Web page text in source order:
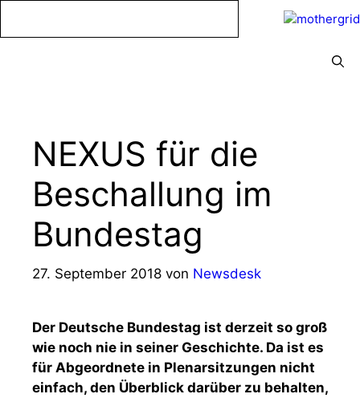
NEXUS für die
Beschallung im
Bundestag
27. September 2018 von Newsdesk
Der Deutsche Bundestag ist derzeit so groß
wie noch nie in seiner Geschichte. Da ist es
für Abgeordnete in Plenarsitzungen nicht
einfach, den Überblick darüber zu behalten,